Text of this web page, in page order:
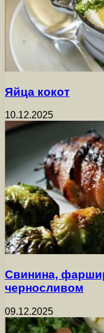
Яйца кокот
10.12.2025
Свинина,
черносливом
09.12.2025